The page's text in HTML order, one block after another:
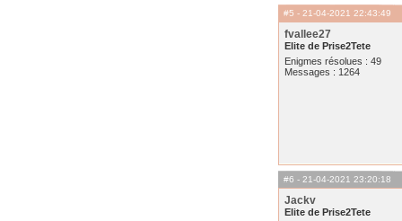
#5 - 21-04-2021 22:43:49
fvallee27
Elite de Prise2Tete
Enigmes résolues : 49
Messages : 1264
#6 - 21-04-2021 23:20:18
Jackv
Elite de Prise2Tete